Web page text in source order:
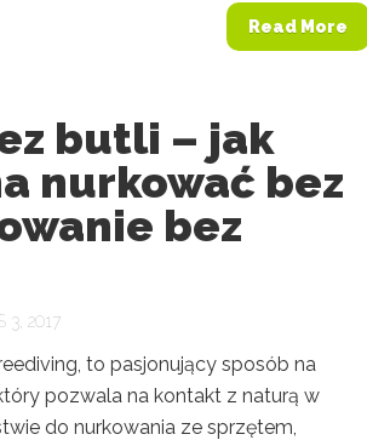
Read More
butli – jak
nurkować bez
bez
3, 2017
to pasjonujący sposób na
pozwala na kontakt z naturą w
do nurkowania ze sprzętem,